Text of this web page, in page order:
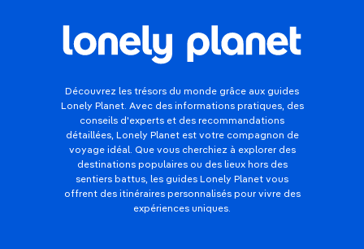
Découvrez les trésors du monde grâce aux guides
Lonely Planet. Avec des informations pratiques, des
conseils d'experts et des recommandations
détaillées, Lonely Planet est votre compagnon de
voyage idéal. Que vous cherchiez à explorer des
destinations populaires ou des lieux hors des
sentiers battus, les guides Lonely Planet vous
offrent des itinéraires personnalisés pour vivre des
expériences uniques.